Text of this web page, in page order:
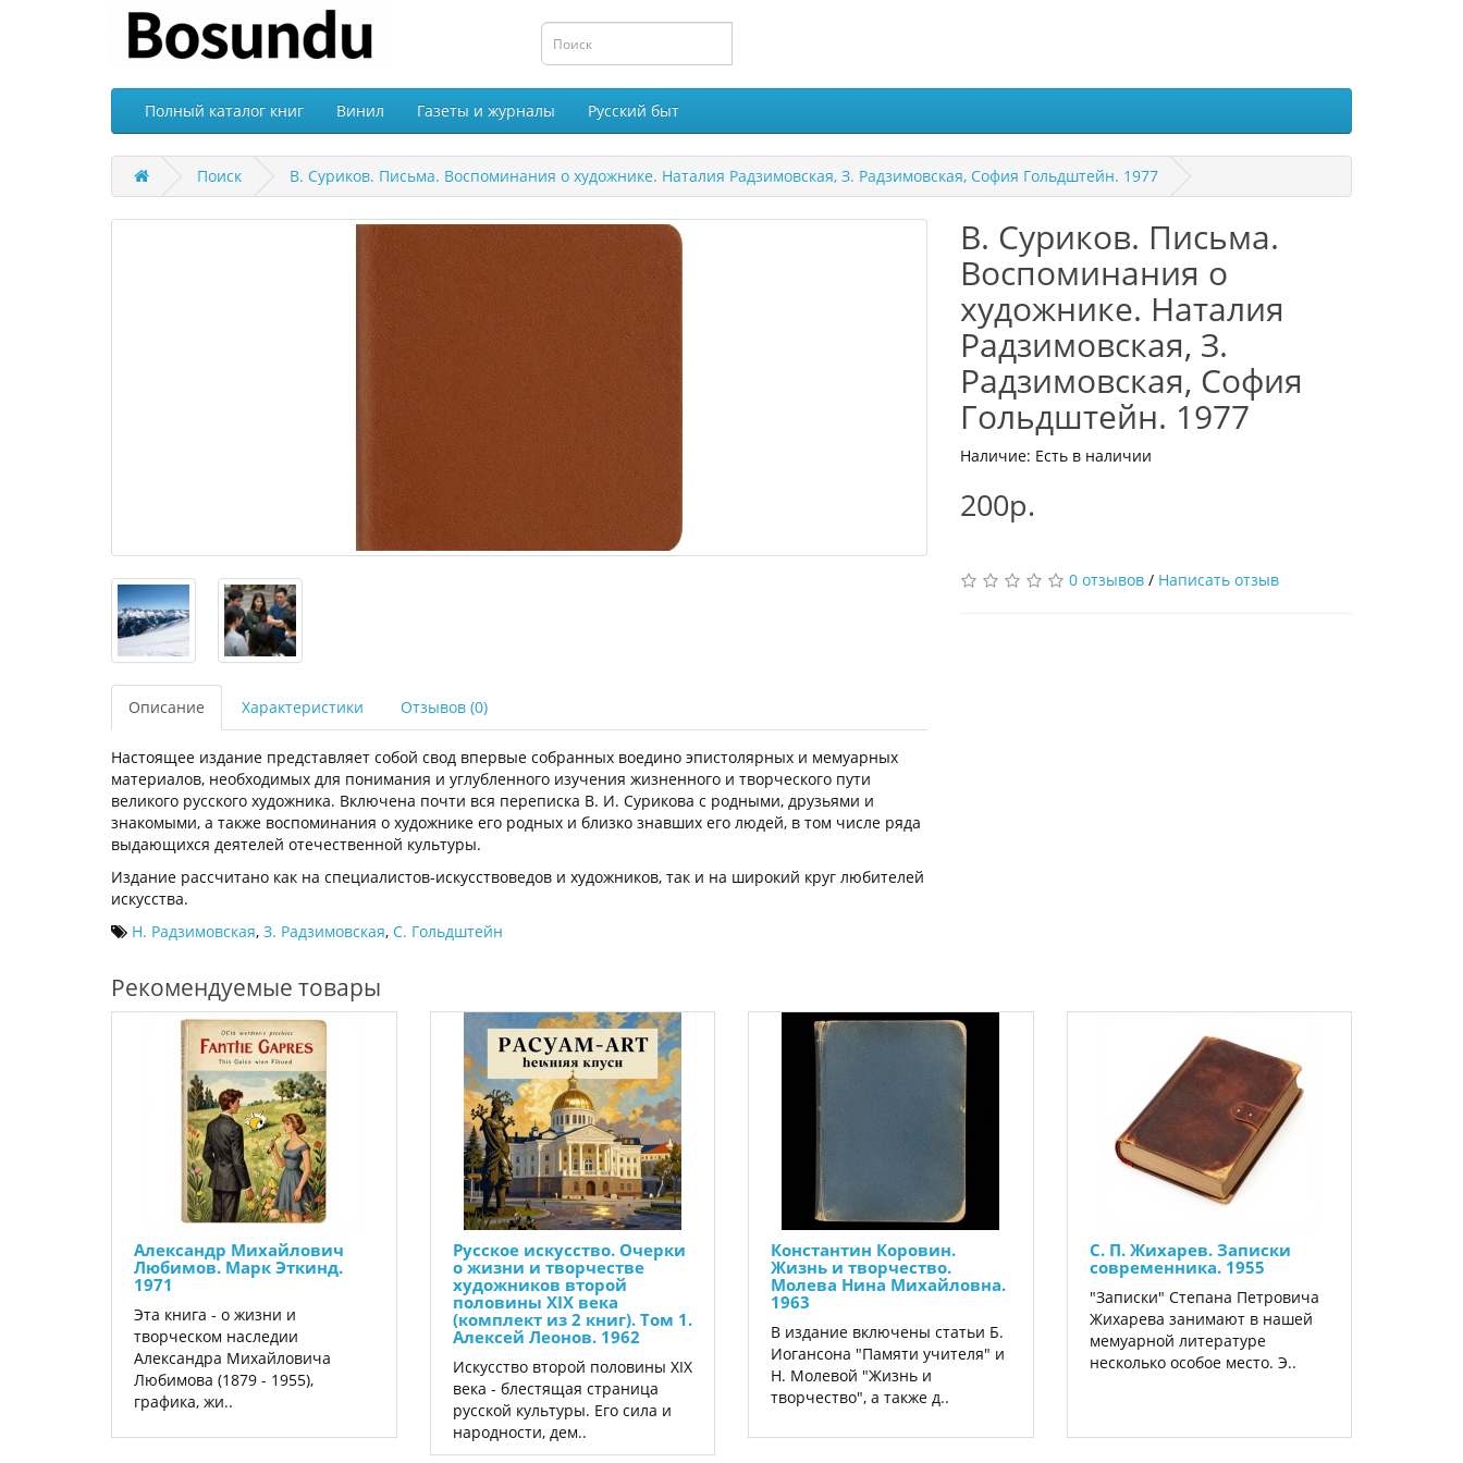
Полный каталог книг Винил Газеты и журналы Русский быт
Поиск В. Суриков. Письма. Воспоминания о художнике. Наталия Радзимовская, З. Радзимовская, София Гольдштейн. 1977
Описание Характеристики Отзывов (0)
Настоящее издание представляет собой свод впервые собранных воедино эпистолярных и мемуарных
материалов, необходимых для понимания и углубленного изучения жизненного и творческого пути
великого русского художника. Включена почти вся переписка В. И. Сурикова с родными, друзьями и
знакомыми, а также воспоминания о художнике его родных и близко знавших его людей, в том числе ряда
выдающихся деятелей отечественной культуры.
Издание рассчитано как на специалистов-искусствоведов и художников, так и на широкий круг любителей
искусства.
Н. Радзимовская, З. Радзимовская, С. Гольдштейн
В. Суриков. Письма.
Воспоминания о
художнике. Наталия
Радзимовская, З.
Радзимовская, София
Гольдштейн. 1977
Наличие: Есть в наличии
200р.
0 отзывов / Написать отзыв
Рекомендуемые товары
Александр Михайлович
Любимов. Марк Эткинд.
1971
Эта книга - о жизни и
творческом наследии
Александра Михайловича
Любимова (1879 - 1955),
графика, жи..
Русское искусство. Очерки
о жизни и творчестве
художников второй
половины XIX века
(комплект из 2 книг). Том 1.
Алексей Леонов. 1962
Искусство второй половины XIX
века - блестящая страница
русской культуры. Его сила и
народности, дем..
Константин Коровин.
Жизнь и творчество.
Молева Нина Михайловна.
1963
В издание включены статьи Б.
Иогансона "Памяти учителя" и
Н. Молевой "Жизнь и
творчество", а также д..
С. П. Жихарев. Записки
современника. 1955
"Записки" Степана Петровича
Жихарева занимают в нашей
мемуарной литературе
несколько особое место. Э..